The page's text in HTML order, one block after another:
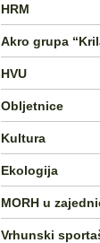
HRM
Akro grupa
HVU
Obljetnice
Kultura
Ekologija
MORH u
Vrhunski